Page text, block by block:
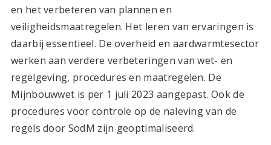
en het verbeteren van plannen en
veiligheidsmaatregelen. Het leren van ervaringen is
daarbij essentieel. De overheid en aardwarmtesector
werken aan verdere verbeteringen van wet- en
regelgeving, procedures en maatregelen. De
Mijnbouwwet is per 1 juli 2023 aangepast. Ook de
procedures voor controle op de naleving van de
regels door SodM zijn geoptimaliseerd.